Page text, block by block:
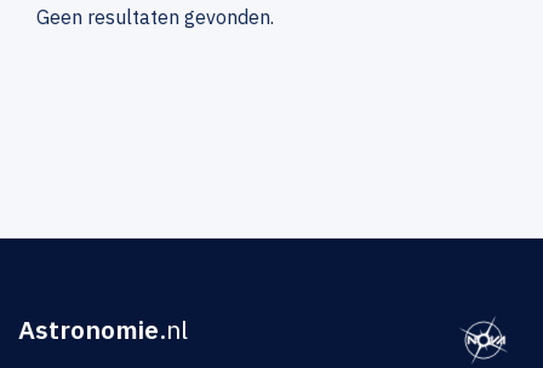
Geen resultaten gevonden.
Astronomie.nl